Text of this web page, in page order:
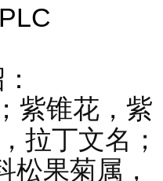
紫锥花，紫
拉丁文名；
松果菊属，